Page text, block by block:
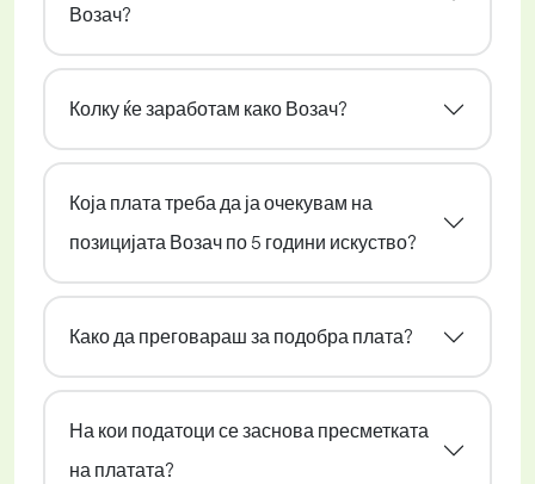
Возач?
Колку ќе заработам како Возач?
Која плата треба да ја очекувам на
позицијата Возач по 5 години искуство?
Како да преговараш за подобра плата?
На кои податоци се заснова пресметката
на платата?